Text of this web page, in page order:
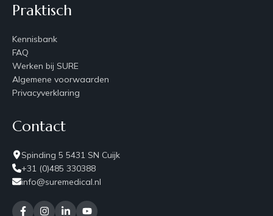
Praktisch
Kennisbank
FAQ
Werken bij SURE
Algemene voorwaarden
Privacyverklaring
Contact
Spinding 5 5431 SN Cuijk
+31 (0)485 330388
info@suremedical.nl